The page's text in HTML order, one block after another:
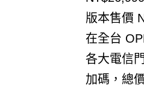
版本售價
在全台
各大電信
加碼，總